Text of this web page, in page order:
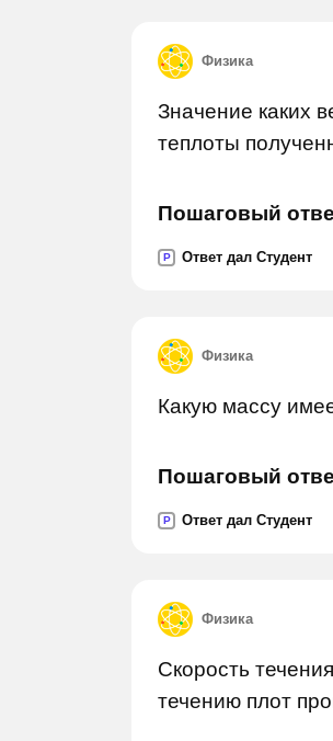
Физика
Значение каких
теплоты
Пошаговый
P Ответ дал Студент
Физика
Какую массу
Пошаговый
P Ответ дал Студент
Физика
Скорость
течению плот